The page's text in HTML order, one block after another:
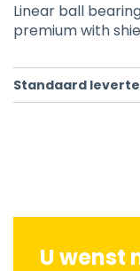
Linear ball
premium with
Standaard
U wenst